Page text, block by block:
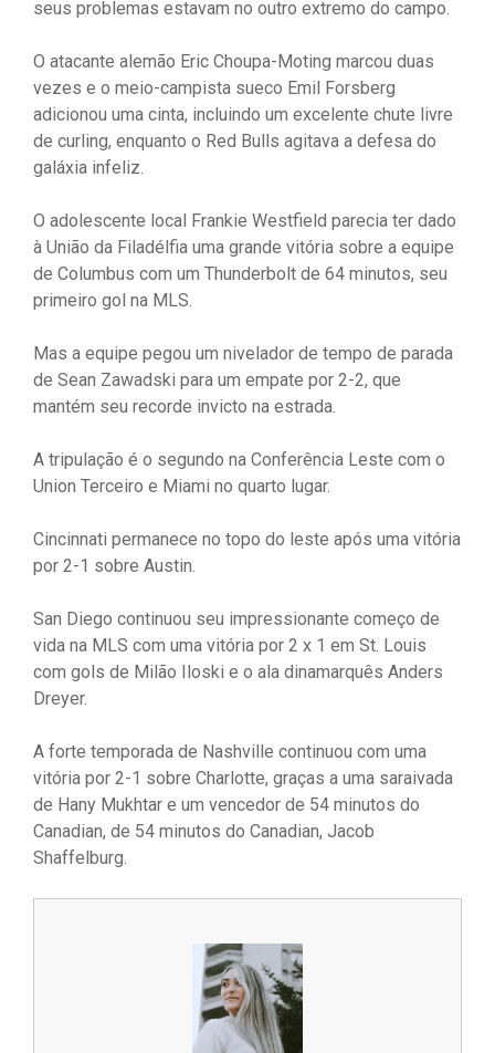
seus problemas estavam no outro extremo do campo.
O atacante alemão Eric Choupa-Moting marcou duas
vezes e o meio-campista sueco Emil Forsberg
adicionou uma cinta, incluindo um excelente chute livre
de curling, enquanto o Red Bulls agitava a defesa do
galáxia infeliz.
O adolescente local Frankie Westfield parecia ter dado
à União da Filadélfia uma grande vitória sobre a equipe
de Columbus com um Thunderbolt de 64 minutos, seu
primeiro gol na MLS.
Mas a equipe pegou um nivelador de tempo de parada
de Sean Zawadski para um empate por 2-2, que
mantém seu recorde invicto na estrada.
A tripulação é o segundo na Conferência Leste com o
Union Terceiro e Miami no quarto lugar.
Cincinnati permanece no topo do leste após uma vitória
por 2-1 sobre Austin.
San Diego continuou seu impressionante começo de
vida na MLS com uma vitória por 2 x 1 em St. Louis
com gols de Milão Iloski e o ala dinamarquês Anders
Dreyer.
A forte temporada de Nashville continuou com uma
vitória por 2-1 sobre Charlotte, graças a uma saraivada
de Hany Mukhtar e um vencedor de 54 minutos do
Canadian, de 54 minutos do Canadian, Jacob
Shaffelburg.